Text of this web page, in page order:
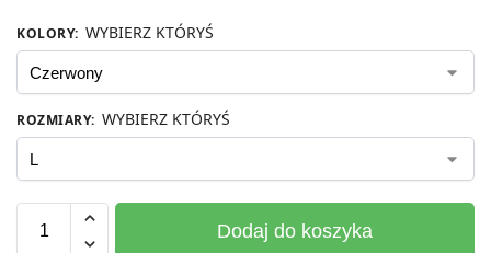
KOLORY: WYBIERZ KTÓRYŚ
ROZMIARY: WYBIERZ KTÓRYŚ
Dodaj do koszyka